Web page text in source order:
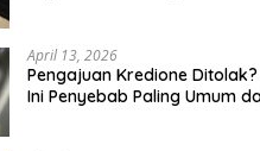
April 13, 2026
Pengajuan Kredione Ditolak?
Ini Penyebab Paling Umum